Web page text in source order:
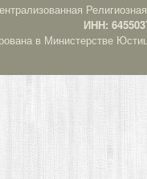
ИНН:
в Министерстве